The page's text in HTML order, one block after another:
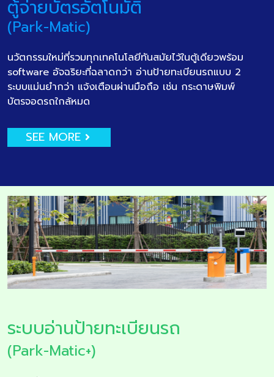
ตู้จ่ายบัตรอัตโนมัติ
(Park-Matic)
นวัตกรรมใหม่ที่รวมทุกเทคโนโลยีทันสมัยไว้ในตู้เดียวพร้อม
software อัจฉริยะที่ฉลาดกว่า อ่านป้ายทะเบียนรถแบบ 2
ระบบแม่นยำกว่า แจ้งเตือนผ่านมือถือ เช่น กระดาษพิมพ์
บัตรจอดรถใกล้หมด
SEE MORE
ระบบอ่านป้ายทะเบียนรถ
(Park-Matic+)